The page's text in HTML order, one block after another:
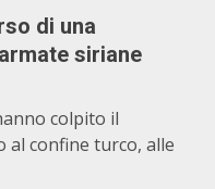
di una
siriane
colpito il
al confine turco, alle